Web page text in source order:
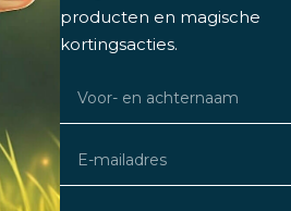
producten en magische
kortingsacties.